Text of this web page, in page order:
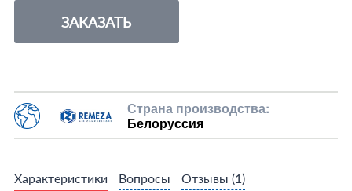
ЗАКАЗАТЬ
Страна производства:
Белоруссия
Характеристики Вопросы Отзывы (1)